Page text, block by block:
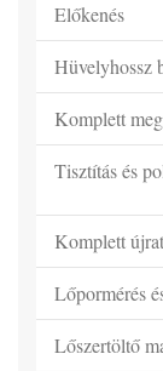
Előkenés
Hüvelyhossz
Komplett
Tisztítás és
Komplett
Lőpormérés
Lőszertöltő